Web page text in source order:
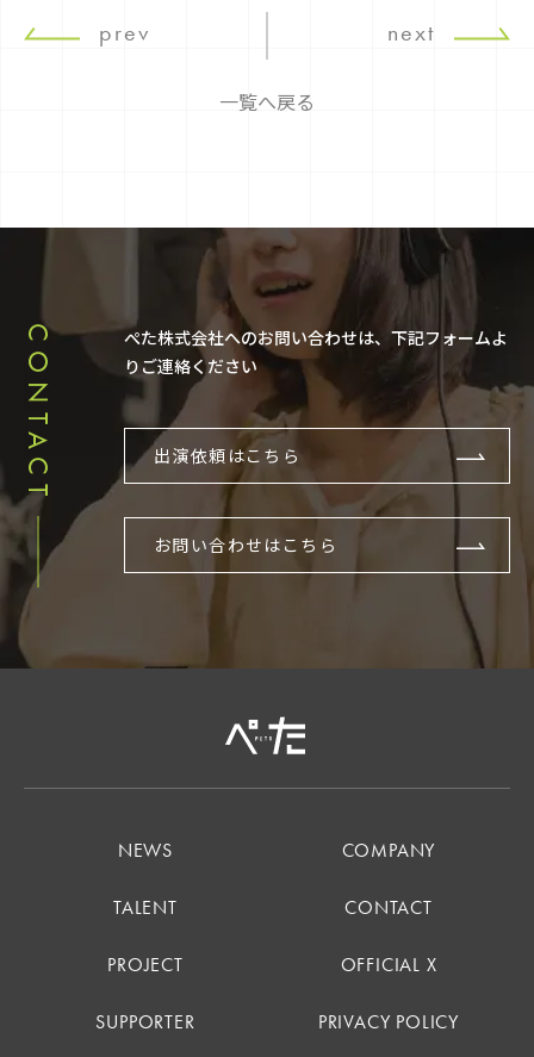
prev
一覧へ戻る
next
CONTACT
ぺた株式会社へのお問い合わせは、下記フォームよ
りご連絡ください
出演依頼はこちら
お問い合わせはこちら
NEWS
TALENT
PROJECT
SUPPORTER
COMPANY
CONTACT
OFFICIAL X
PRIVACY POLICY